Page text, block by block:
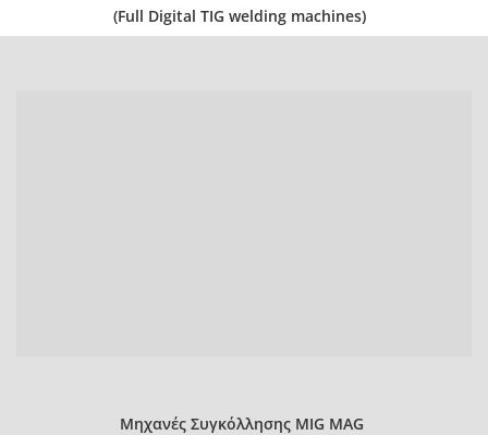
(Full Digital TIG welding machines)
Μηχανές Συγκόλλησης MIG MAG